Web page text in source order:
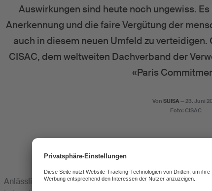
Auswirkungen sind heute noch ungewiss.
Anerkennung und die faire Vergütung der
auch in diesem neuen Umfeld zu
CISAC, dem weltweiten Dachverband der
«Paris
Von SUISA — 23. Juni
Foto: CISAC
Anlässlich der Jubiläums-Generalversammlung der